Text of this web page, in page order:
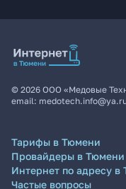
© 2026 ООО «Медовые
email:
Тарифы в Тюмени
Провайдеры в Тюмени
Интернет по адресу в
Частые вопросы